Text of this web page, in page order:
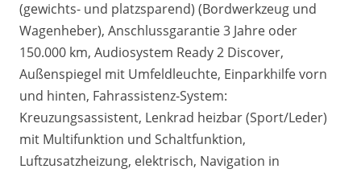
(gewichts- und platzsparend) (Bordwerkzeug und
Wagenheber), Anschlussgarantie 3 Jahre oder
150.000 km, Audiosystem Ready 2 Discover,
Außenspiegel mit Umfeldleuchte, Einparkhilfe vorn
und hinten, Fahrassistenz-System:
Kreuzungsassistent, Lenkrad heizbar (Sport/Leder)
mit Multifunktion und Schaltfunktion,
Luftzusatzheizung, elektrisch, Navigation in